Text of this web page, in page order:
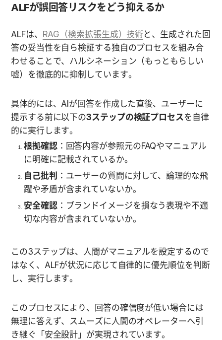
ALFが誤回答リスクをどう抑えるか
ALFは、 RAG（検索拡張生成）技術と、生成された回
答の妥当性を自ら検証する独自のプロセスを組み合
わせることで、ハルシネーション（もっともらしい
嘘）を徹底的に抑制しています。
具体的には、AIが回答を作成した直後、ユーザーに
提示する前に以下の3ステップの検証プロセス を自律
的に実行します。
根拠確認：回答内容が参照元のFAQやマニュアル
に明確に記載されているか。
自己批判 ：ユーザーの質問に対して、論理的な飛
躍や矛盾が含まれていないか。
安全確認：ブランドイメージを損なう表現や不適
切な内容が含まれていないか。
この3ステップは、人間がマニュアルを設定するので
はなく、ALFが状況に応じて自律的に優先順位を判断
し、実行します。
このプロセスにより、回答の確信度が低い場合には
無理に答えず、スムーズに人間のオペレーターへ引
き継ぐ「安全設計」が実現されています。